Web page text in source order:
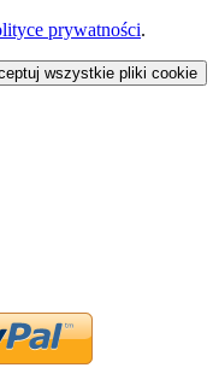
prywatności.
wszystkie pliki cookie